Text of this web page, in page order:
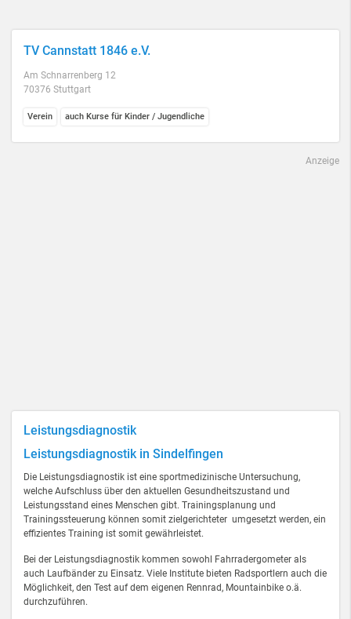
Leistungsdiagnostik
Leistungsdiagnostik in Sindelfingen
Die Leistungsdiagnostik ist eine sportmedizinische Untersuchung,
welche Aufschluss über den aktuellen Gesundheitszustand und
Leistungsstand eines Menschen gibt. Trainingsplanung und
Trainingssteuerung können somit zielgerichteter umgesetzt werden, ein
effizientes Training ist somit gewährleistet.
Bei der Leistungsdiagnostik kommen sowohl Fahrradergometer als
auch Laufbänder zu Einsatz. Viele Institute bieten Radsportlern auch die
Möglichkeit, den Test auf dem eigenen Rennrad, Mountainbike o.ä.
durchzuführen.
TV Cannstatt 1846 e.V.
Am Schnarrenberg 12
70376 Stuttgart
Verein auch Kurse für Kinder / Jugendliche
Anzeige